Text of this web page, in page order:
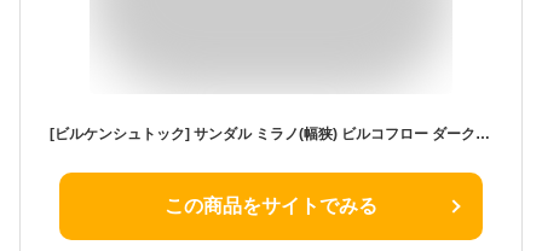
[ビルケンシュトック] サンダル ミラノ(幅狭) ビルコフロー ダークブラウン 24.5 cm
この商品をサイトでみる